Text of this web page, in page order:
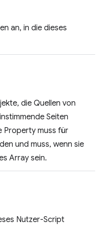
an, in die dieses
die Quellen von
Seiten
Property muss für
und muss, wenn sie
Array sein.
Nutzer-Script